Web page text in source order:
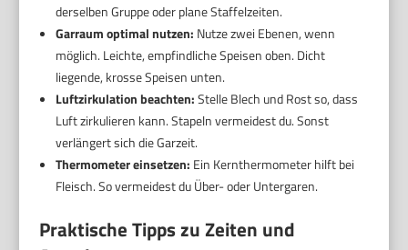
derselben Gruppe oder plane Staffelzeiten.
Garraum optimal nutzen: Nutze zwei Ebenen, wenn
möglich. Leichte, empfindliche Speisen oben. Dicht
liegende, krosse Speisen unten.
Luftzirkulation beachten:Stelle Blech und Rost so, dass
Luft zirkulieren kann. Stapeln vermeidest du. Sonst
verlängert sich die Garzeit.
Thermometer einsetzen: Ein Kernthermometer hilft bei
Fleisch. So vermeidest du Über- oder Untergaren.
Praktische Tipps zu Zeiten und